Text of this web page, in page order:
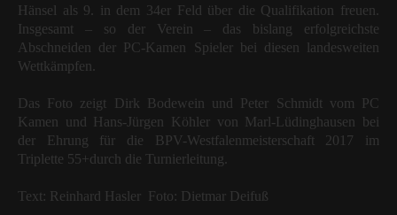
Hänsel als 9. in dem 34er Feld über die Qualifikation freuen.
Insgesamt – so der Verein – das bislang erfolgreichste
Abschneiden der PC-Kamen Spieler bei diesen landesweiten
Wettkämpfen.
Das Foto zeigt Dirk Bodewein und Peter Schmidt vom PC
Kamen und Hans-Jürgen Köhler von Marl-Lüdinghausen bei
der Ehrung für die BPV-Westfalenmeisterschaft 2017 im
Triplette 55+durch die Turnierleitung.
Text: Reinhard Hasler Foto: Dietmar Deifuß